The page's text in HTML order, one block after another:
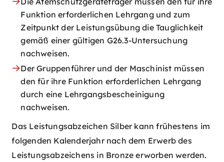
Funktion erforderlichen Lehrgang und zum
Zeitpunkt der Leistungsübung die Tauglichkeit
gemäß einer gültigen G26.3-Untersuchung
nachweisen.
Der Gruppenführer und der Maschinist müssen
den für ihre Funktion erforderlichen Lehrgang
durch eine Lehrgangsbescheinigung
nachweisen.
Das Leistungsabzeichen Silber kann frühestens im
folgenden Kalenderjahr nach dem Erwerb des
Leistungsabzeichens in Bronze erworben werden.